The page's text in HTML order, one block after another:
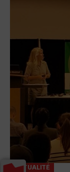
ACTUALITÉ